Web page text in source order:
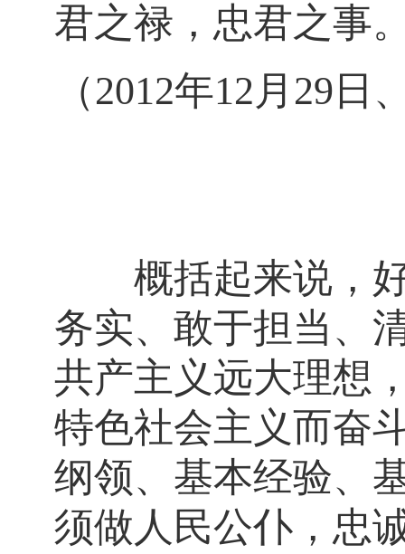
君之禄，忠君之事
（2012年12月29
概括起来说，好
务实、敢于担当、
共产主义远大理想
特色社会主义而奋
纲领、基本经验、
须做人民公仆，忠